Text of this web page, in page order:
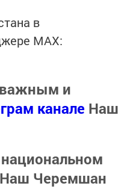
в
MАХ:
и
канале Наш
Наш Черемшан